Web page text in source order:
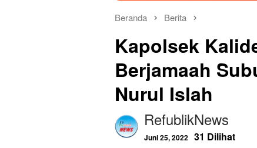
Beranda Berita
Kapolsek
Berjamaah
Nurul Islah
RefublikNews
Juni 25, 2022 31 Dilihat